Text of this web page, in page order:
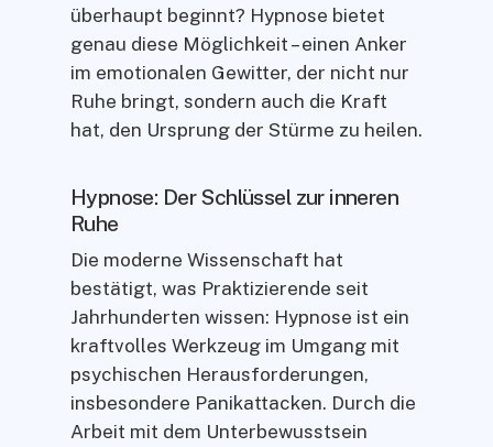
überhaupt beginnt? Hypnose bietet
genau diese Möglichkeit – einen Anker
im emotionalen Gewitter, der nicht nur
Ruhe bringt, sondern auch die Kraft
hat, den Ursprung der Stürme zu heilen.
Hypnose: Der Schlüssel zur inneren
Ruhe
Die moderne Wissenschaft hat
bestätigt, was Praktizierende seit
Jahrhunderten wissen: Hypnose ist ein
kraftvolles Werkzeug im Umgang mit
psychischen Herausforderungen,
insbesondere Panikattacken. Durch die
Arbeit mit dem Unterbewusstsein